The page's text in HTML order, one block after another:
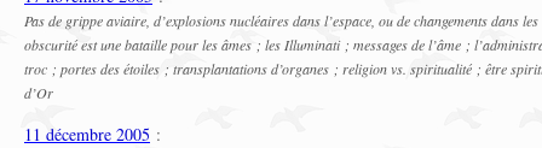
Pas de grippe aviaire, d’explosions nucléaires dans l’espace, ou de changements dans
obscurité est une bataille pour les âmes ; les Illuminati ; messages de l’âme ;
troc ; portes des étoiles ; transplantations d’organes ; religion vs. spiritualité ; être
d’Or
11 décembre 2005 :